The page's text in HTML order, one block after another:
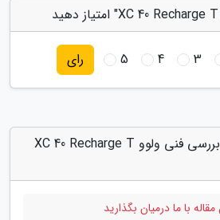
3
4
5 رای
دیدگاه های مرتبط با "بررسی فنی ولوو XC 40 Recharge T
با ما درمیان بگذارید